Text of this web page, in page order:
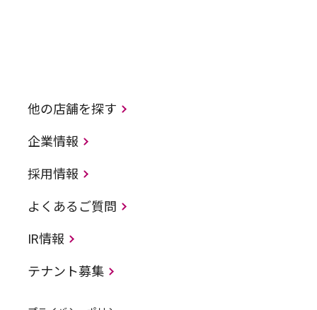
他の店舗を探す
企業情報
採用情報
よくあるご質問
IR情報
テナント募集